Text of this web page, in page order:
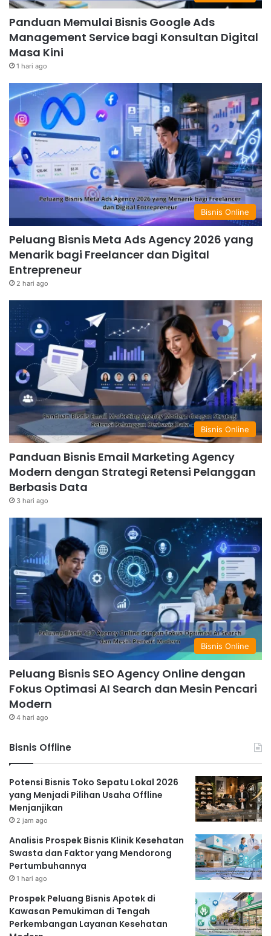
Panduan Memulai Bisnis Google Ads
Management Service bagi Konsultan Digital
Masa Kini
1 hari ago
Bisnis Online
Peluang Bisnis Meta Ads Agency 2026 yang
Menarik bagi Freelancer dan Digital
Entrepreneur
2 hari ago
Bisnis Online
Panduan Bisnis Email Marketing Agency
Modern dengan Strategi Retensi Pelanggan
Berbasis Data
3 hari ago
Bisnis Online
Peluang Bisnis SEO Agency Online dengan
Fokus Optimasi AI Search dan Mesin Pencari
Modern
4 hari ago
Bisnis Offline
Potensi Bisnis Toko Sepatu Lokal 2026
yang Menjadi Pilihan Usaha Offline
Menjanjikan
2 jam ago
Analisis Prospek Bisnis Klinik Kesehatan
Swasta dan Faktor yang Mendorong
Pertumbuhannya
1 hari ago
Prospek Peluang Bisnis Apotek di
Kawasan Pemukiman di Tengah
Perkembangan Layanan Kesehatan